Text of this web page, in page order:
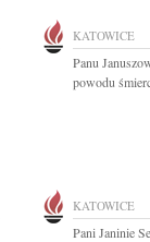
KATOWICE
Panu
powodu
KATOWICE
Pani Janinie